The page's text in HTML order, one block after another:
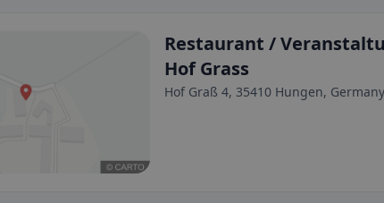
Restaurant /
Hof Grass
Hof Graß 4, 35410 Hungen, Germany